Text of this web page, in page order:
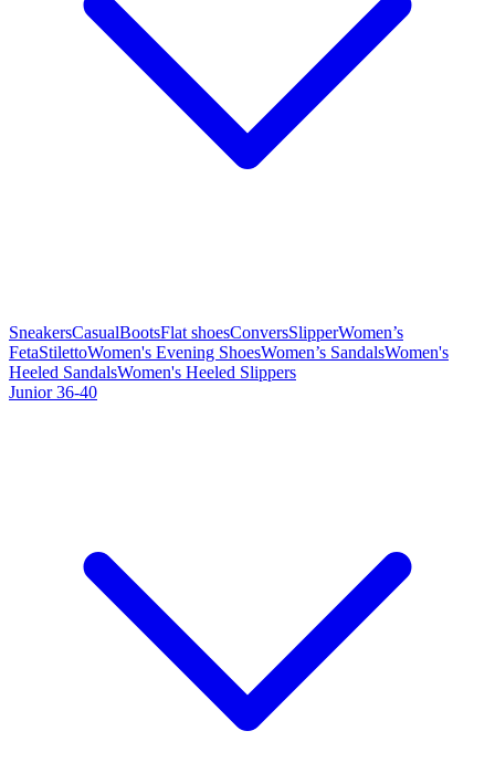
SneakersCasualBootsFlat shoesConversSlipperWomen’s
FetaStilettoWomen's Evening ShoesWomen’s SandalsWomen's
Heeled SandalsWomen's Heeled Slippers
Junior 36-40